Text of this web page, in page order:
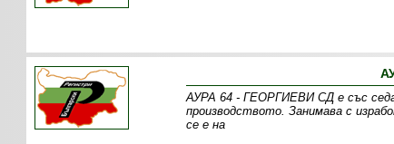
АУРА 64 - ГЕОРГИЕВИ СД е със
производството. Занимава с
се е на